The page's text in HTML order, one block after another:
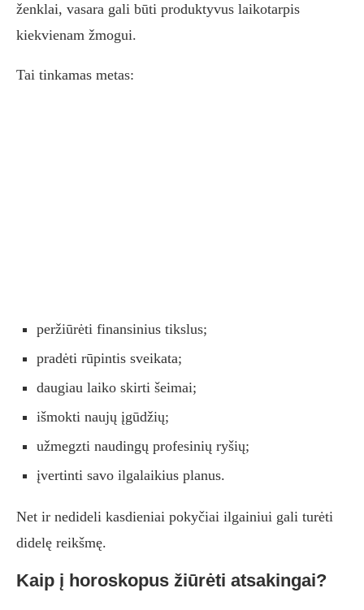
ženklai, vasara gali būti produktyvus laikotarpis
kiekvienam žmogui.
Tai tinkamas metas:
peržiūrėti finansinius tikslus;
pradėti rūpintis sveikata;
daugiau laiko skirti šeimai;
išmokti naujų įgūdžių;
užmegzti naudingų profesinių ryšių;
įvertinti savo ilgalaikius planus.
Net ir nedideli kasdieniai pokyčiai ilgainiui gali turėti
didelę reikšmę.
Kaip į horoskopus žiūrėti atsakingai?